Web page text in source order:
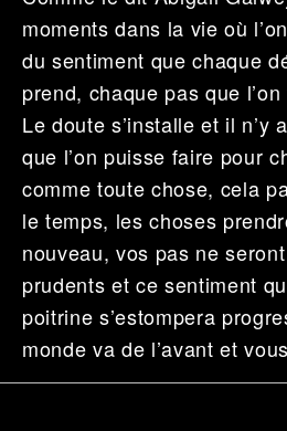
moments dans la vie où
du sentiment que chaque
prend, chaque pas que
Le doute s’installe et il n’y
que l’on puisse faire pour
comme toute chose, cela
le temps, les choses
nouveau, vos pas ne
prudents et ce sentiment
poitrine s’estompera
monde va de l’avant et